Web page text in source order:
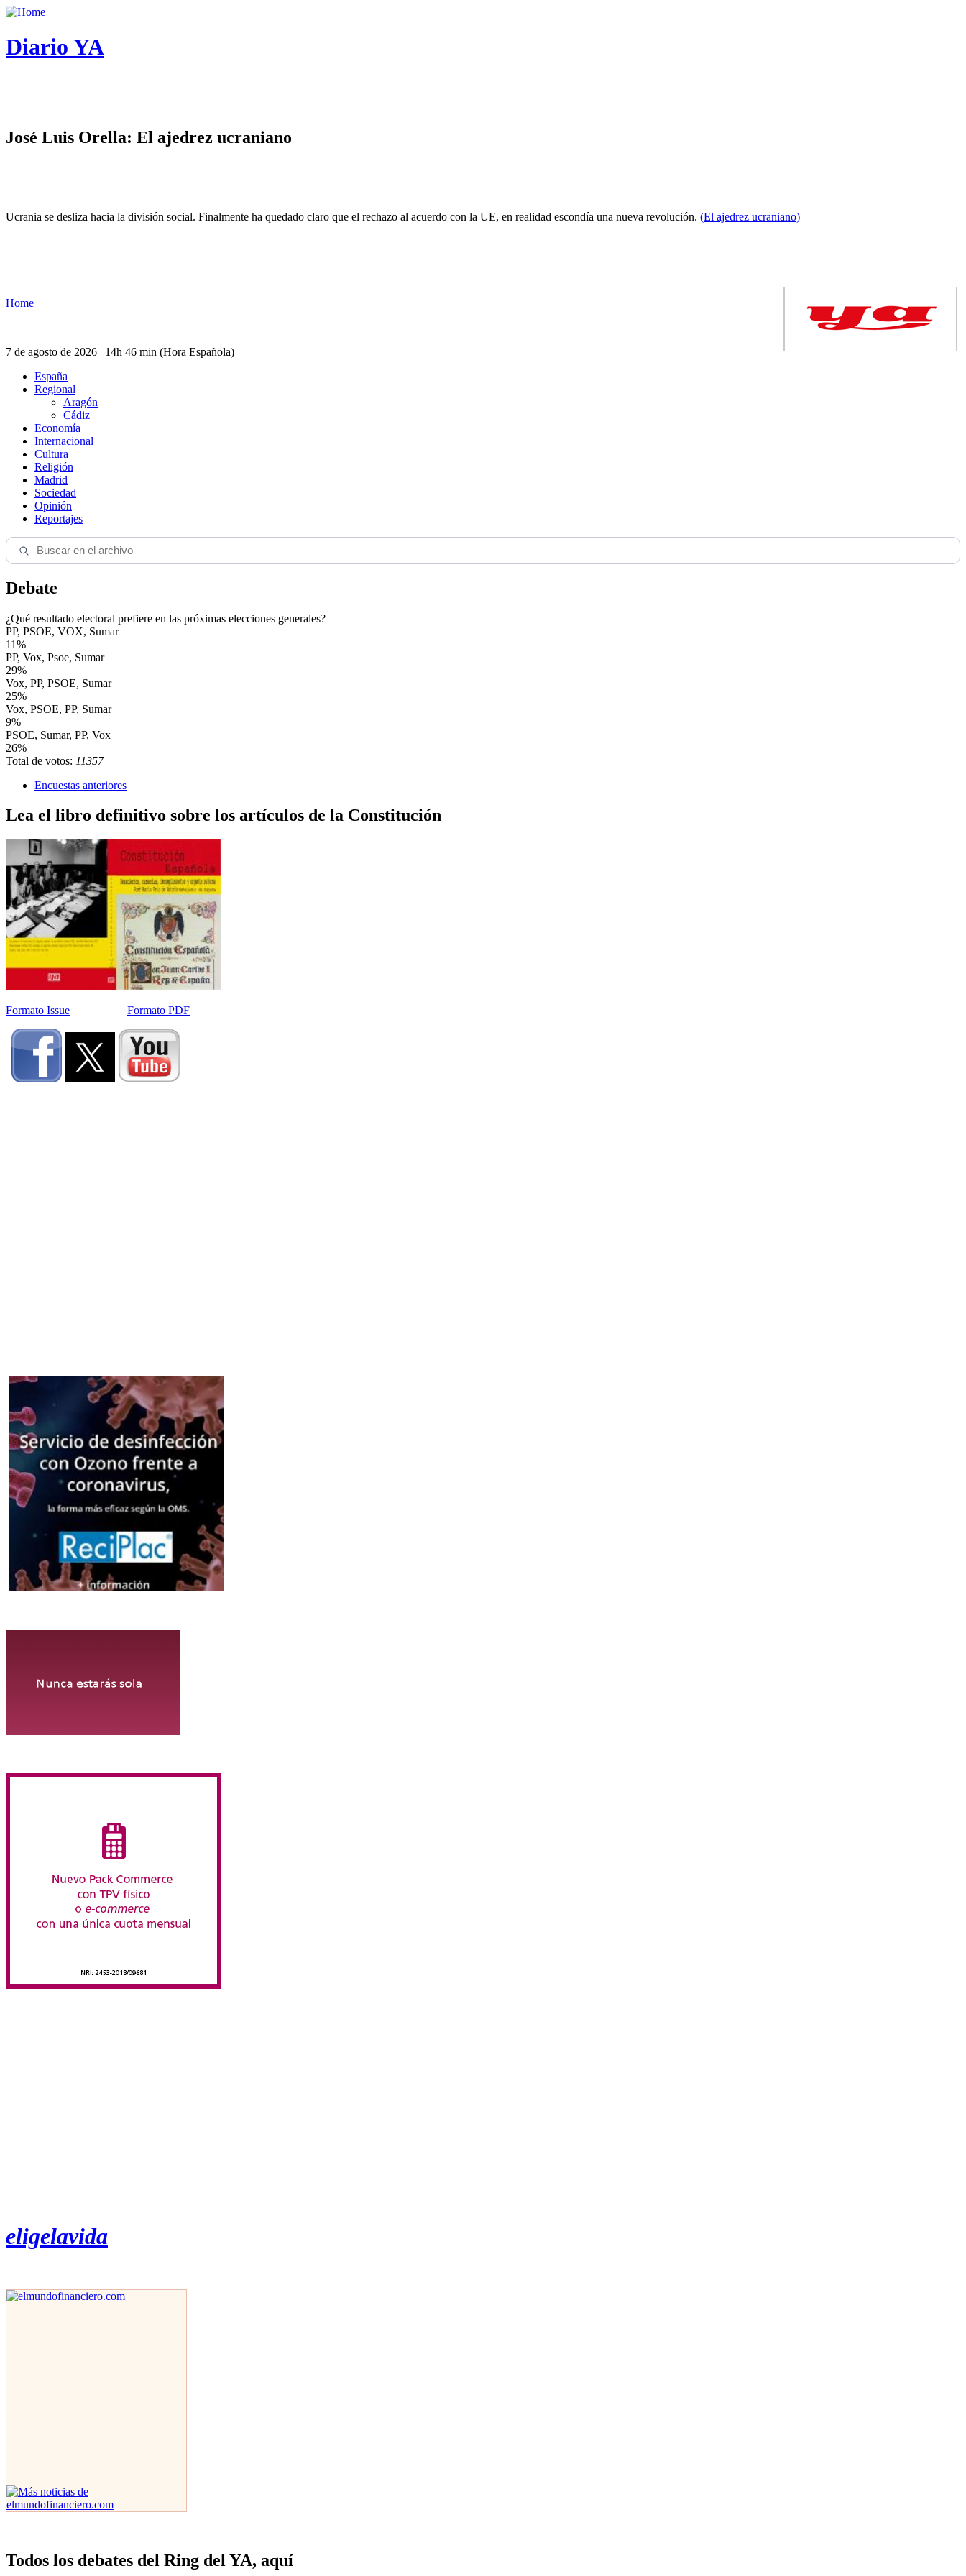
Diario YA
José Luis Orella: El ajedrez ucraniano
Ucrania se desliza hacia la división social. Finalmente ha quedado claro que el rechazo al acuerdo con la UE, en realidad escondía una nueva revolución. (El ajedrez ucraniano)
Home
7 de agosto de 2026 | 14h 46 min (Hora Española)
España
Regional
Aragón
Cádiz
Economía
Internacional
Cultura
Religión
Madrid
Sociedad
Opinión
Reportajes
Debate
¿Qué resultado electoral prefiere en las próximas elecciones generales?
PP, PSOE, VOX, Sumar
11%
PP, Vox, Psoe, Sumar
29%
Vox, PP, PSOE, Sumar
25%
Vox, PSOE, PP, Sumar
9%
PSOE, Sumar, PP, Vox
26%
Total de votos: 11357
Encuestas anteriores
Lea el libro definitivo sobre los artículos de la Constitución
Formato Issue Formato PDF
eligelavida
Todos los debates del Ring del YA, aquí